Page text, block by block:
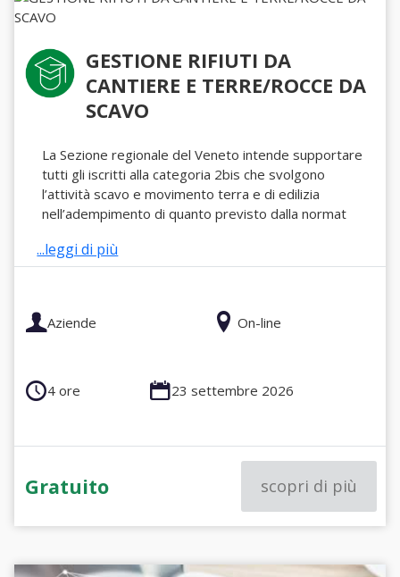
GESTIONE RIFIUTI DA
CANTIERE E TERRE/ROCCE DA
SCAVO
La Sezione regionale del Veneto intende supportare
tutti gli iscritti alla categoria 2bis che svolgono
l’attività scavo e movimento terra e di edilizia
nell’adempimento di quanto previsto dalla normat
...leggi di più
Aziende On-line
4 ore 23 settembre 2026
Gratuito scopri di più